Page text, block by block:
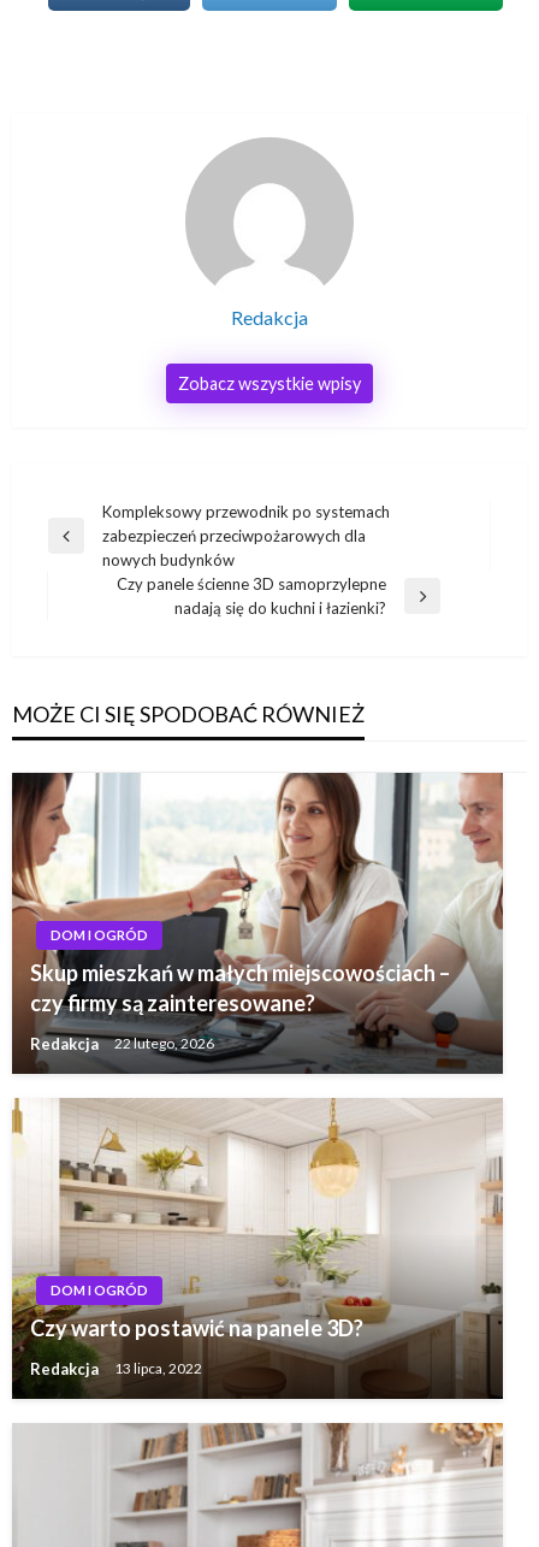
Redakcja
Zobacz wszystkie wpisy
Nawigacja
wpisu
Poprzedni
Kompleksowy przewodnik po systemach
zabezpieczeń przeciwpożarowych dla
nowych budynków
Czy panele ścienne 3D samoprzylepne
nadają się do kuchni i łazienki?
MOŻE CI SIĘ SPODOBAĆ RÓWNIEŻ
DOM I OGRÓD
Skup mieszkań w małych miejscowościach –
czy firmy są zainteresowane?
Redakcja 22 lutego, 2026
DOM I OGRÓD
Czy warto postawić na panele 3D?
Redakcja 13 lipca, 2022